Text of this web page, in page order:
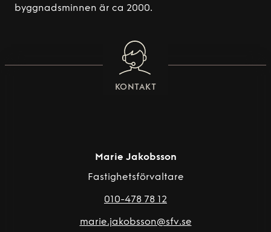
byggnadsminnen är ca 2000.
KONTAKT
Marie Jakobsson
Fastighetsförvaltare
010-478 78 12
marie.jakobsson@sfv.se